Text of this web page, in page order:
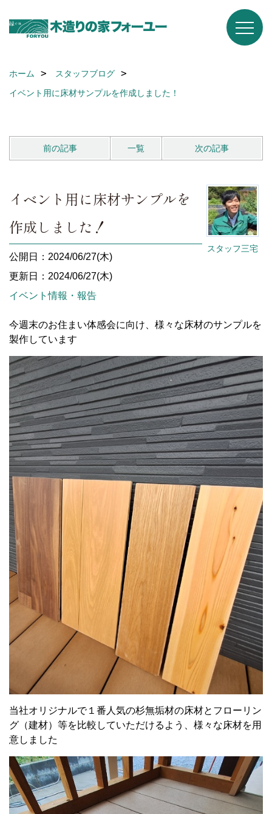
ホーム
スタッフブログ
イベント用に床材サンプルを作成しました！
前の記事 一覧 次の記事
スタッフ三宅
イベント用に床材サンプルを
作成しました！
公開日：2024/06/27(木)
更新日：2024/06/27(木)
イベント情報・報告
今週末のお住まい体感会に向け、様々な床材のサンプルを
製作しています
当社オリジナルで１番人気の杉無垢材の床材とフローリン
グ（建材）等を比較していただけるよう、様々な床材を用
意しました